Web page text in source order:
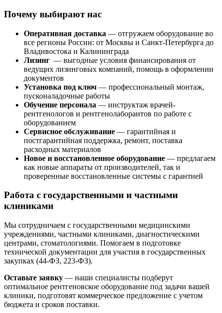
Почему выбирают нас
Оперативная доставка — отгружаем оборудование во
все регионы России: от Москвы и Санкт-Петербурга до
Владивостока и Калининграда
Лизинг — выгодные условия финансирования от
ведущих лизинговых компаний, помощь в оформлении
документов
Установка под ключ — профессиональный монтаж,
пусконаладочные работы
Обучение персонала — инструктаж врачей-
рентгенологов и рентгенолаборантов по работе с
оборудованием
Сервисное обслуживание — гарантийная и
постгарантийная поддержка, ремонт, поставка
расходных материалов
Новое и восстановленное оборудование — предлагаем
как новые аппараты от производителей, так и
проверенные восстановленные системы с гарантией
Работа с государственными и частными
клиниками
Мы сотрудничаем с государственными медицинскими
учреждениями, частными клиниками, диагностическими
центрами, стоматологиями. Помогаем в подготовке
технической документации для участия в государственных
закупках (44-ФЗ, 223-ФЗ).
Оставьте заявку — наши специалисты подберут
оптимальное рентгеновское оборудование под задачи вашей
клиники, подготовят коммерческое предложение с учетом
бюджета и сроков поставки.